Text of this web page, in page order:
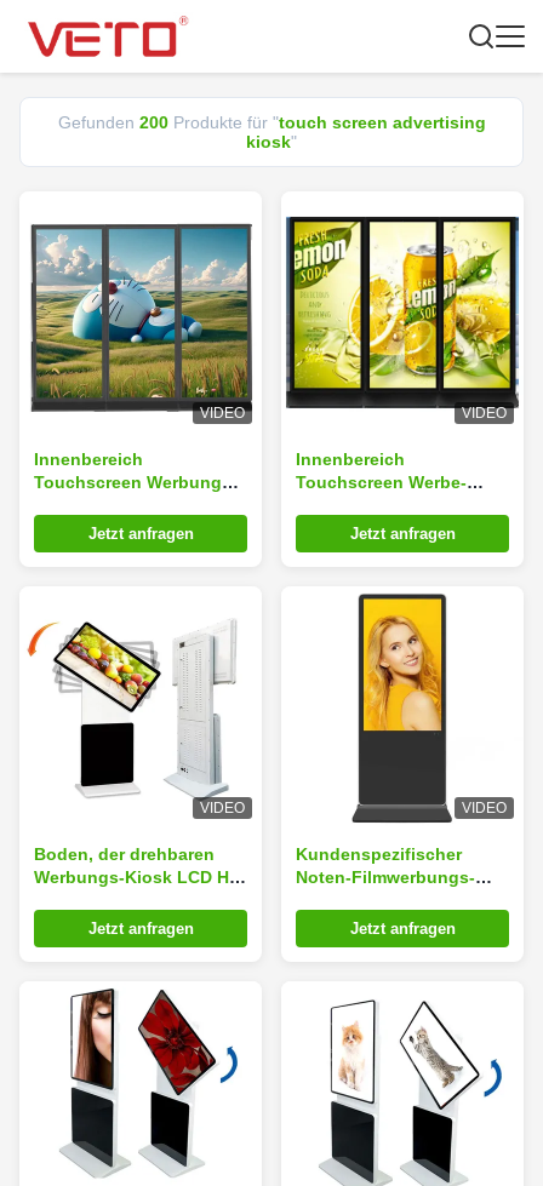
Gefunden 200Produkte für "touch screen advertising
kiosk"
VIDEO
Innenbereich
Touchscreen Werbung
Displays Spleißnutzung
Jetzt anfragen
VIDEO
Innenbereich
Touchscreen Werbe-
Displays und 500 cd/m2
Helligkeit
Jetzt anfragen
VIDEO
Boden, der drehbaren
Werbungs-Kiosk LCD HD
kundengerecht steht
Jetzt anfragen
VIDEO
Kundenspezifischer
Noten-Filmwerbungs-
Jetzt anfragen